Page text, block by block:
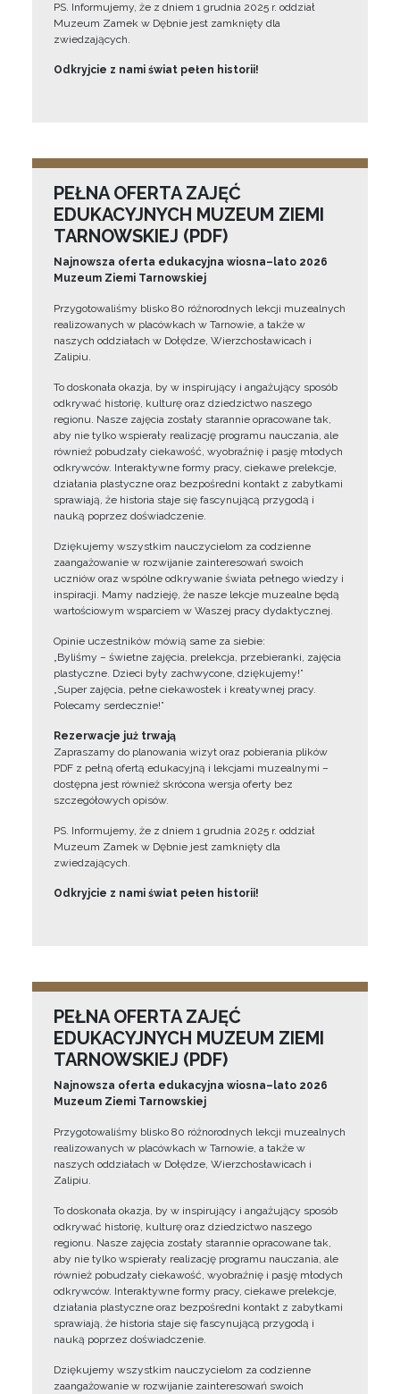
PS. Informujemy, że z dniem 1 grudnia 2025 r. oddział
Muzeum Zamek w Dębnie jest zamknięty dla
zwiedzających.
Odkryjcie z nami świat pełen historii!
PEŁNA OFERTA ZAJĘĆ
EDUKACYJNYCH MUZEUM ZIEMI
TARNOWSKIEJ (PDF)
Najnowsza oferta edukacyjna wiosna–lato 2026
Muzeum Ziemi Tarnowskiej
Przygotowaliśmy blisko 80 różnorodnych lekcji muzealnych
realizowanych w placówkach w Tarnowie, a także w
naszych oddziałach w Dołędze, Wierzchosławicach i
Zalipiu.
To doskonała okazja, by w inspirujący i angażujący sposób
odkrywać historię, kulturę oraz dziedzictwo naszego
regionu. Nasze zajęcia zostały starannie opracowane tak,
aby nie tylko wspierały realizację programu nauczania, ale
również pobudzały ciekawość, wyobraźnię i pasję młodych
odkrywców. Interaktywne formy pracy, ciekawe prelekcje,
działania plastyczne oraz bezpośredni kontakt z zabytkami
sprawiają, że historia staje się fascynującą przygodą i
nauką poprzez doświadczenie.
Dziękujemy wszystkim nauczycielom za codzienne
zaangażowanie w rozwijanie zainteresowań swoich
uczniów oraz wspólne odkrywanie świata pełnego wiedzy i
inspiracji. Mamy nadzieję, że nasze lekcje muzealne będą
wartościowym wsparciem w Waszej pracy dydaktycznej.
Opinie uczestników mówią same za siebie:
„Byliśmy – świetne zajęcia, prelekcja, przebieranki, zajęcia
plastyczne. Dzieci były zachwycone, dziękujemy!”
„Super zajęcia, pełne ciekawostek i kreatywnej pracy.
Polecamy serdecznie!”
Rezerwacje już trwają
Zapraszamy do planowania wizyt oraz pobierania plików
PDF z pełną ofertą edukacyjną i lekcjami muzealnymi –
dostępna jest również skrócona wersja oferty bez
szczegółowych opisów.
PS. Informujemy, że z dniem 1 grudnia 2025 r. oddział
Muzeum Zamek w Dębnie jest zamknięty dla
zwiedzających.
Odkryjcie z nami świat pełen historii!
PEŁNA OFERTA ZAJĘĆ
EDUKACYJNYCH MUZEUM ZIEMI
TARNOWSKIEJ (PDF)
Najnowsza oferta edukacyjna wiosna–lato 2026
Muzeum Ziemi Tarnowskiej
Przygotowaliśmy blisko 80 różnorodnych lekcji muzealnych
realizowanych w placówkach w Tarnowie, a także w
naszych oddziałach w Dołędze, Wierzchosławicach i
Zalipiu.
To doskonała okazja, by w inspirujący i angażujący sposób
odkrywać historię, kulturę oraz dziedzictwo naszego
regionu. Nasze zajęcia zostały starannie opracowane tak,
aby nie tylko wspierały realizację programu nauczania, ale
również pobudzały ciekawość, wyobraźnię i pasję młodych
odkrywców. Interaktywne formy pracy, ciekawe prelekcje,
działania plastyczne oraz bezpośredni kontakt z zabytkami
sprawiają, że historia staje się fascynującą przygodą i
nauką poprzez doświadczenie.
Dziękujemy wszystkim nauczycielom za codzienne
zaangażowanie w rozwijanie zainteresowań swoich